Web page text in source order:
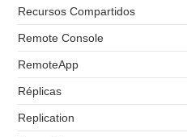
Recursos Compartidos
Remote Console
RemoteApp
Réplicas
Replication